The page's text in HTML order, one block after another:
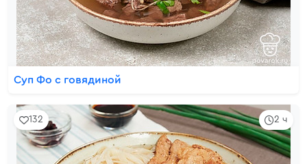
Суп Фо с говядиной
2 ч
132